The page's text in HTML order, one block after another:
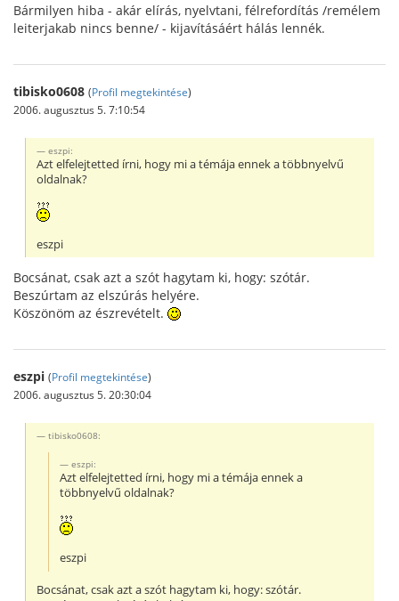
Bármilyen hiba - akár elírás, nyelvtani, félrefordítás /remélem
leiterjakab nincs benne/ - kijavításáért hálás lennék.
tibisko0608 (Profil megtekintése)
2006. augusztus 5. 7:10:54
eszpi:
Azt elfelejtetted írni, hogy mi a témája ennek a többnyelvű
oldalnak?
eszpi
Bocsánat, csak azt a szót hagytam ki, hogy: szótár.
Beszúrtam az elszúrás helyére.
Köszönöm az észrevételt.
eszpi (Profil megtekintése)
2006. augusztus 5. 20:30:04
tibisko0608:
eszpi:
Azt elfelejtetted írni, hogy mi a témája ennek a
többnyelvű oldalnak?
eszpi
Bocsánat, csak azt a szót hagytam ki, hogy: szótár.